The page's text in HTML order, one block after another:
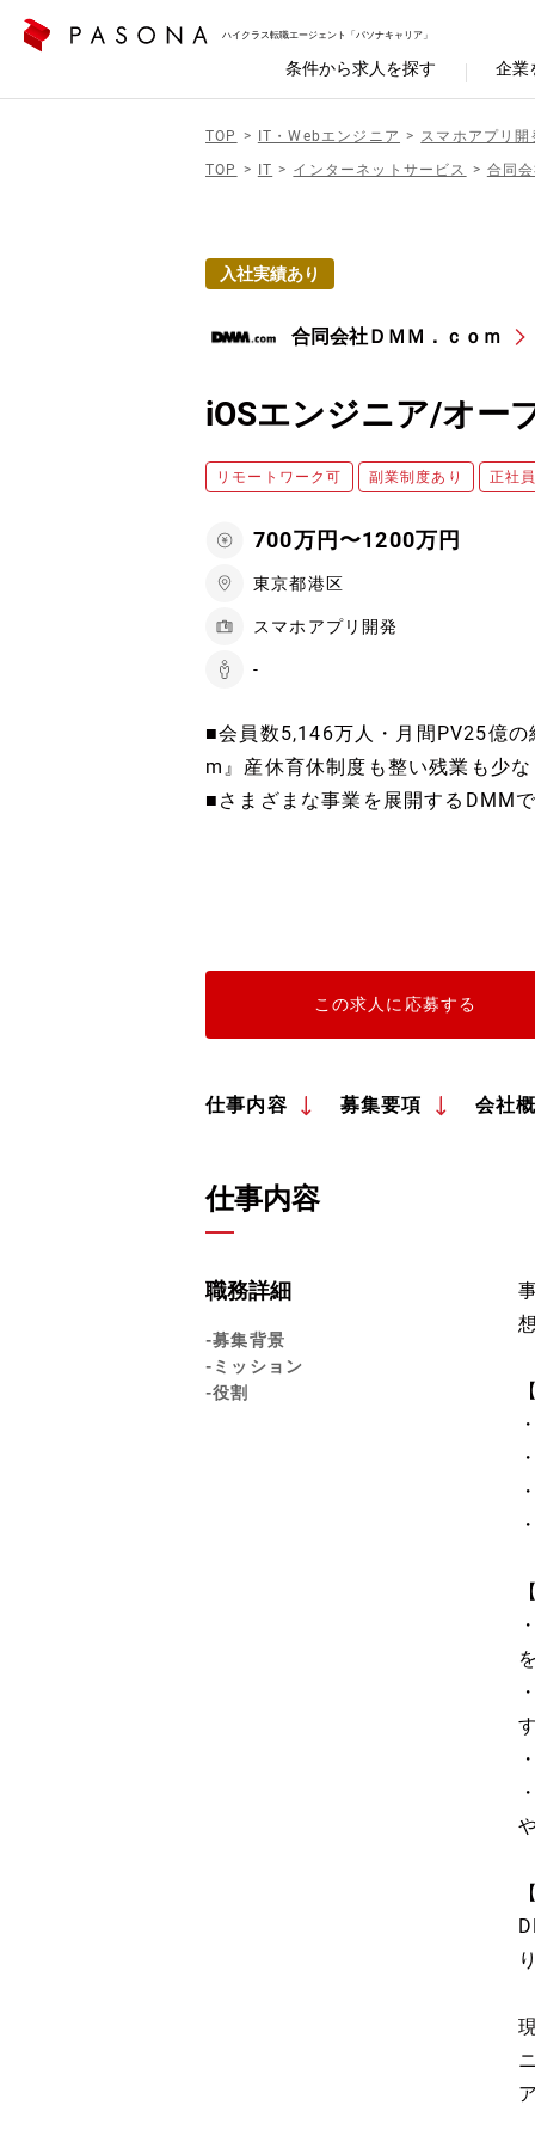
ハイクラス転職エージェント「パソナキャリア」
条件から求人を探す 企業
TOP IT・Webエンジニア
スマホアプリ開
TOP
IT インターネットサービス 合同
入社実績あり
合同会社ＤＭＭ．ｃｏｍ
iOSエンジニア/オー
リモートワーク可 副業制度あり 正社
700万円〜1200万円
東京都港区
スマホアプリ開発
-
■会員数5,146万人・月間PV25億
m』産休育休制度も整い残業も少
■さまざまな事業を展開するDMM
この求人に応募する
仕事内容 募集要項 会社
仕事内容
職務詳細
-募集背景
-ミッション
-役割